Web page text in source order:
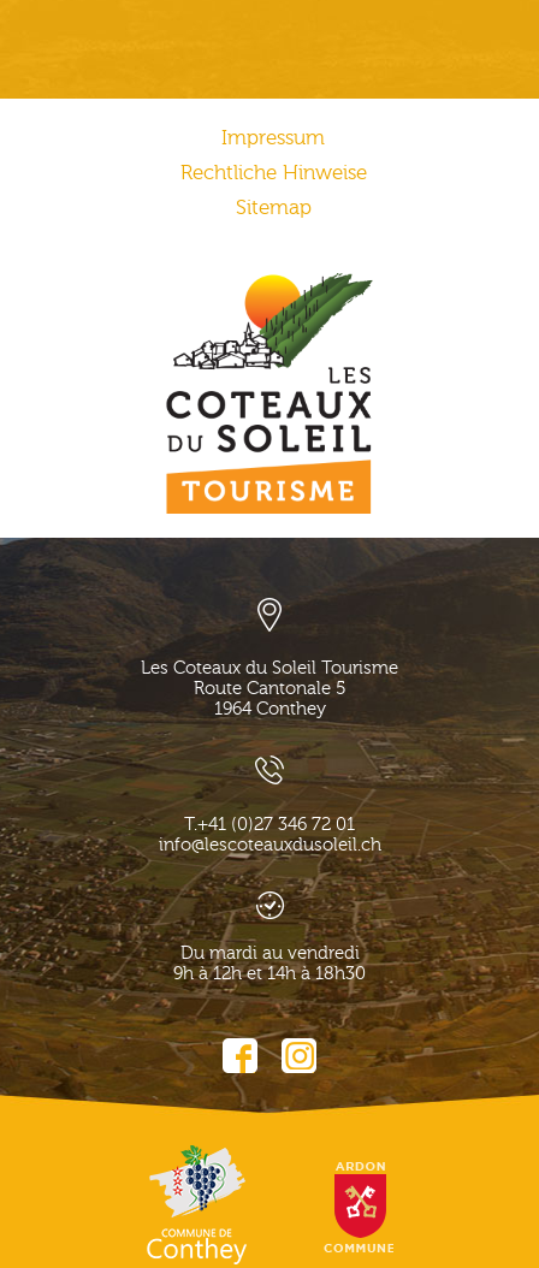
Impressum
Rechtliche Hinweise
Sitemap
Les Coteaux du Soleil Tourisme
Route Cantonale 5
1964 Conthey
T.+41 (0)27 346 72 01
info@lescoteauxdusoleil.ch
Du mardi au vendredi
9h à 12h et 14h à 18h30